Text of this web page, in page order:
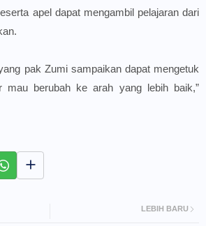
apel dapat mengambil pelajaran dari
pak Zumi sampaikan dapat mengetuk
mau berubah ke arah yang lebih baik,”
LEBIH BARU